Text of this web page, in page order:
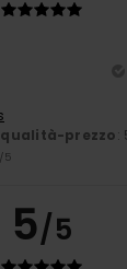
prezzo:
/5
5/5